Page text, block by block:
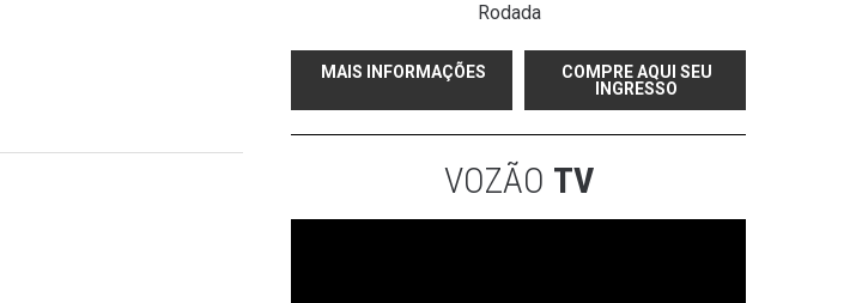
Rodada
MAIS INFORMAÇÕES
COMPRE AQUI SEU
INGRESSO
VOZÃO TV